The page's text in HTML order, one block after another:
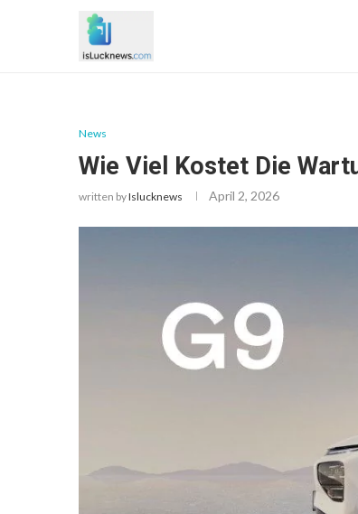
News
Wie Viel Kostet Die
written byIslucknews April 2, 2026